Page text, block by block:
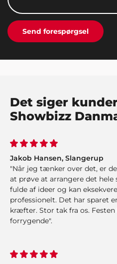
Send forespørgsel
Det siger
Showbizz
Jakob Hansen, Slangerup
"Når jeg tænker over det, er
at prøve at arrangere det hele
fulde af ideer og kan
professionelt. Det har sparet
kræfter. Stor tak fra os. Festen
forrygende".